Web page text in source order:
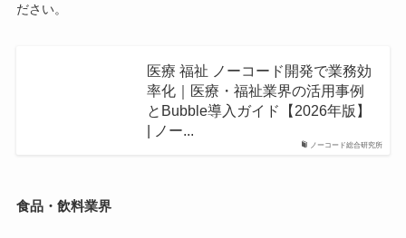
ださい。
ノーコード総合研究所
医療 福祉 ノーコード開発で業務効
率化｜医療・福祉業界の活用事例
とBubble導入ガイド【2026年版】
| ノー...
食品・飲料業界